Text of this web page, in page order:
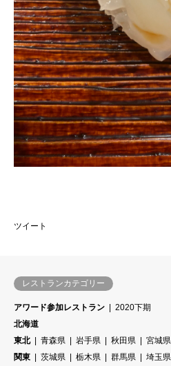
ツイート
レストランカテゴリー
アワード参加レストラン
2020下期
北海道
東北
青森県 岩手県 秋田県 宮城県
関東
茨城県 栃木県 群馬県 埼玉県